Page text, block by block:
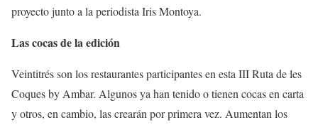
proyecto junto a la periodista Iris Montoya.
Las cocas de la edición
Veintitrés son los restaurantes participantes en esta III Ruta de les
Coques by Ambar. Algunos ya han tenido o tienen cocas en carta
y otros, en cambio, las crearán por primera vez. Aumentan los